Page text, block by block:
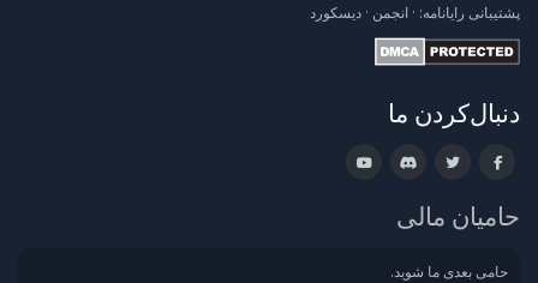
پشتیبانی رایانامه: · انجمن · دیسکورد
دنبال‌کردن ما
حامیان مالی
حامی بعدی ما شوید.